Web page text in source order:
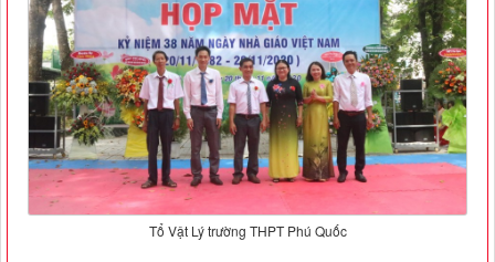
Tổ Vật Lý trường THPT Phú Quốc